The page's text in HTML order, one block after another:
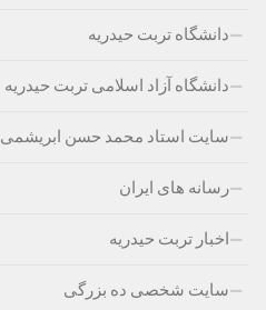
دانشگاه تربت حیدریه
دانشگاه آزاد اسلامی تربت حیدریه
سایت استاد محمد حسن ابریشمی
رسانه های ایران
اخبار تربت حیدریه
سایت شخصی ده بزرگی